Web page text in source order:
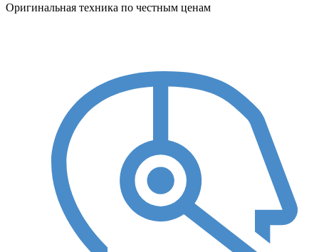
Оригинальная техника по честным ценам